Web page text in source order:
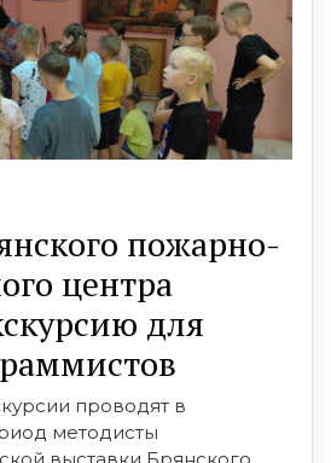
пожарно-
центра
для
проводят в
методисты